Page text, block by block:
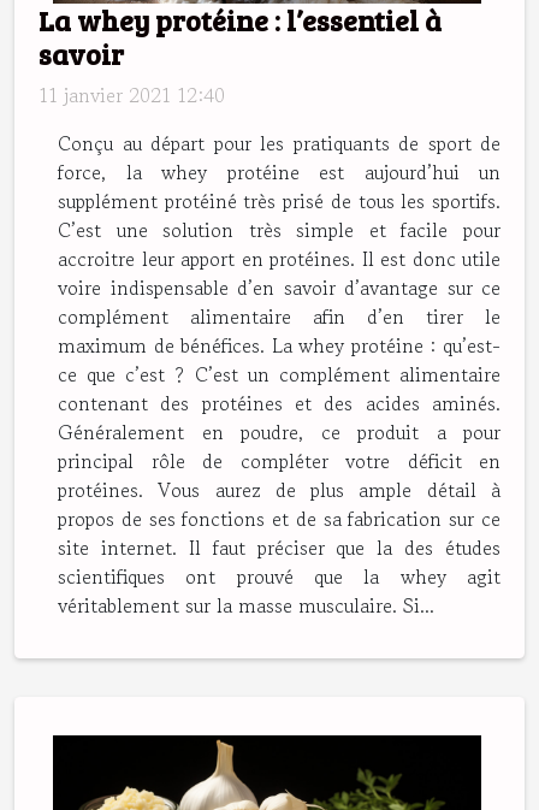
La whey protéine : l’essentiel à
savoir
11 janvier 2021 12:40
Conçu au départ pour les pratiquants de sport de
force, la whey protéine est aujourd’hui un
supplément protéiné très prisé de tous les sportifs.
C’est une solution très simple et facile pour
accroitre leur apport en protéines. Il est donc utile
voire indispensable d’en savoir d’avantage sur ce
complément alimentaire afin d’en tirer le
maximum de bénéfices. La whey protéine : qu’est-
ce que c’est ? C’est un complément alimentaire
contenant des protéines et des acides aminés.
Généralement en poudre, ce produit a pour
principal rôle de compléter votre déficit en
protéines. Vous aurez de plus ample détail à
propos de ses fonctions et de sa fabrication sur ce
site internet. Il faut préciser que la des études
scientifiques ont prouvé que la whey agit
véritablement sur la masse musculaire. Si...